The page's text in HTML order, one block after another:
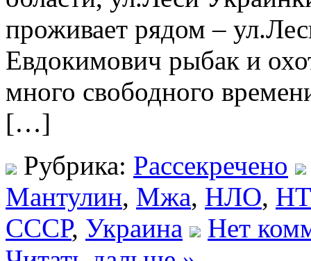
проживает рядом –
Евдокимович рыбак и
много свободного
[…]
Рубрика: Рассекречено
Мантулин, Мжа, НЛО,
СССР, Украина
Нет